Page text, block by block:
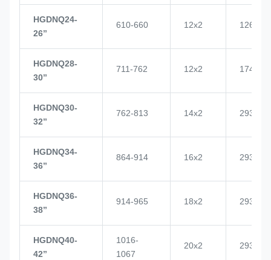
HGDNQ24-
26’’
610-660 12x2 1268
HGDNQ28-
30’’
711-762 12x2 1748
HGDNQ30-
32’’
762-813 14x2 2937
HGDNQ34-
36’’
864-914 16x2 2937
HGDNQ36-
38’’
914-965 18x2 2937
HGDNQ40-
42’’
1016-
1067
20x2 2937